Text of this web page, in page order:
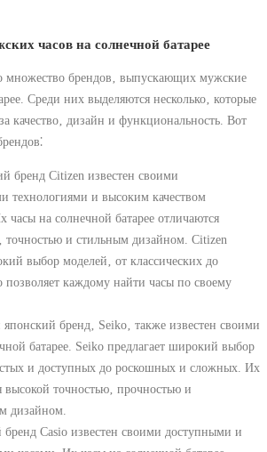
часов на солнечной батарее
множество брендов‚ выпускающих мужские
Среди них выделяются несколько‚ которые
качество‚ дизайн и функциональность. Вот
бренд Citizen известен своими
технологиями и высоким качеством
часы на солнечной батарее отличаются
точностью и стильным дизайном. Citizen
выбор моделей‚ от классических до
позволяет каждому найти часы по своему
бренд‚ Seiko‚ также известен своими
батарее. Seiko предлагает широкий выбор
и доступных до роскошных и сложных. Их
высокой точностью‚ прочностью и
дизайном.
Casio известен своими доступными и